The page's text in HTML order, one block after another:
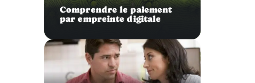
Comprendre le paiement
par empreinte digitale